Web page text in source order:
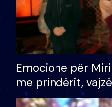
Emocione për
me prindërit,
bashkëshorten: